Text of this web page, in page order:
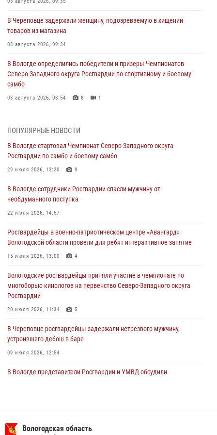
03 августа 2026, 09:35
В Череповце задержали женщину, подозреваемую в хищении
товаров из магазина
03 августа 2026, 09:34
В Вологде определились победители и призеры Чемпионатов
Северо-Западного округа Росгвардии по спортивному и боевому
самбо
03 августа 2026, 08:54 8 1
ОХРАНЫ РОСГВАРДИИ В ВОЛОГОДСКОЙ ОБЛАСТИ ЗАДЕРЖАНО 23
02 августа 2026, 10:37
Росгвардейцы в г. Соколе задержали несовершеннолетнего
31 июля 2026, 06:43
В Вологде стартовал Чемпионат Северо-Западного округа
29 июля 2026, 13:20
В Вологде росгвардейцы задержали мужчину, подозреваемого в
29 июля 2026, 09:08
ПОПУЛЯРНЫЕ НОВОСТИ
В Вологде стартовал Чемпионат Северо-Западного округа
Росгвардии по самбо и боевому самбо
29 июля 2026, 13:20 9
В Вологде сотрудники Росгвардии спасли мужчину от
необдуманного поступка
22 июля 2026, 14:57
Росгвардейцы в военно-патриотическом центре «Авангард»
Вологодской области провели для ребят интерактивное занятие
15 июля 2026, 13:00 4
Вологодские росгвардейцы приняли участие в чемпионате по
многоборью кинологов на первенство Северо-Западного округа
Росгвардии
20 июля 2026, 11:34 5
В Череповце росгвардейцы задержали нетрезвого мужчину,
устроившего дебош в баре
09 июля 2026, 12:54
В Вологде представители Росгвардии и УМВД обсудили
стрельбуВологодская область